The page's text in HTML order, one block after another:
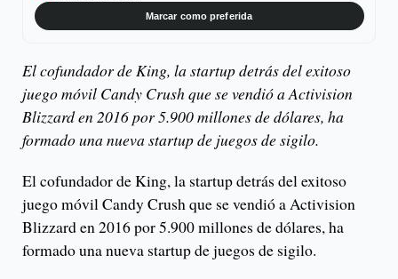
Marcar como preferida
El cofundador de King, la startup detrás del exitoso
juego móvil Candy Crush que se vendió a Activision
Blizzard en 2016 por 5.900 millones de dólares, ha
formado una nueva startup de juegos de sigilo.
El cofundador de King, la startup detrás del exitoso
juego móvil Candy Crush que se vendió a Activision
Blizzard en 2016 por 5.900 millones de dólares, ha
formado una nueva startup de juegos de sigilo.